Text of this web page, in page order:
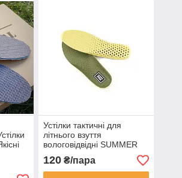
Устілки тактичні для
літнього взуття
вологовідвідні SUMMER
перфоровані анатомічні
літні
120₴/пара